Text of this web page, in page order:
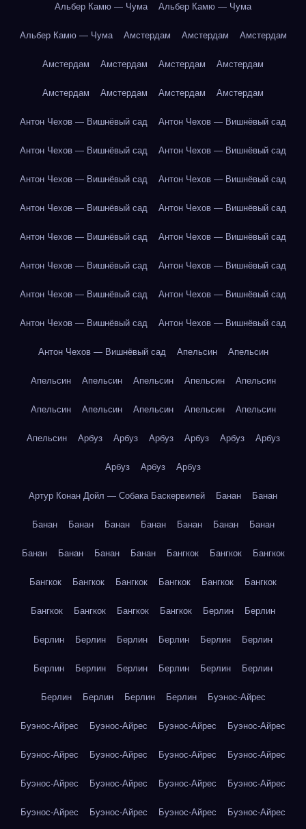
Альбер Камю — Чума Альбер Камю — Чума
Альбер Камю — Чума Амстердам Амстердам Амстердам
Амстердам Амстердам Амстердам Амстердам
Амстердам Амстердам Амстердам Амстердам
Антон Чехов — Вишнёвый сад Антон Чехов — Вишнёвый сад
Антон Чехов — Вишнёвый сад Антон Чехов — Вишнёвый сад
Антон Чехов — Вишнёвый сад Антон Чехов — Вишнёвый сад
Антон Чехов — Вишнёвый сад Антон Чехов — Вишнёвый сад
Антон Чехов — Вишнёвый сад Антон Чехов — Вишнёвый сад
Антон Чехов — Вишнёвый сад Антон Чехов — Вишнёвый сад
Антон Чехов — Вишнёвый сад Антон Чехов — Вишнёвый сад
Антон Чехов — Вишнёвый сад Антон Чехов — Вишнёвый сад
Антон Чехов — Вишнёвый сад Апельсин Апельсин
Апельсин Апельсин Апельсин Апельсин Апельсин
Апельсин Апельсин Апельсин Апельсин Апельсин
Апельсин Арбуз Арбуз Арбуз Арбуз Арбуз Арбуз
Арбуз Арбуз Арбуз
Артур Конан Дойл — Собака Баскервилей Банан Банан
Банан Банан Банан Банан Банан Банан Банан
Банан Банан Банан Банан Бангкок Бангкок Бангкок
Бангкок Бангкок Бангкок Бангкок Бангкок Бангкок
Бангкок Бангкок Бангкок Бангкок Берлин Берлин
Берлин Берлин Берлин Берлин Берлин Берлин
Берлин Берлин Берлин Берлин Берлин Берлин
Берлин Берлин Берлин Берлин Буэнос-Айрес
Буэнос-Айрес Буэнос-Айрес Буэнос-Айрес Буэнос-Айрес
Буэнос-Айрес Буэнос-Айрес Буэнос-Айрес Буэнос-Айрес
Буэнос-Айрес Буэнос-Айрес Буэнос-Айрес Буэнос-Айрес
Буэнос-Айрес Буэнос-Айрес Буэнос-Айрес Буэнос-Айрес